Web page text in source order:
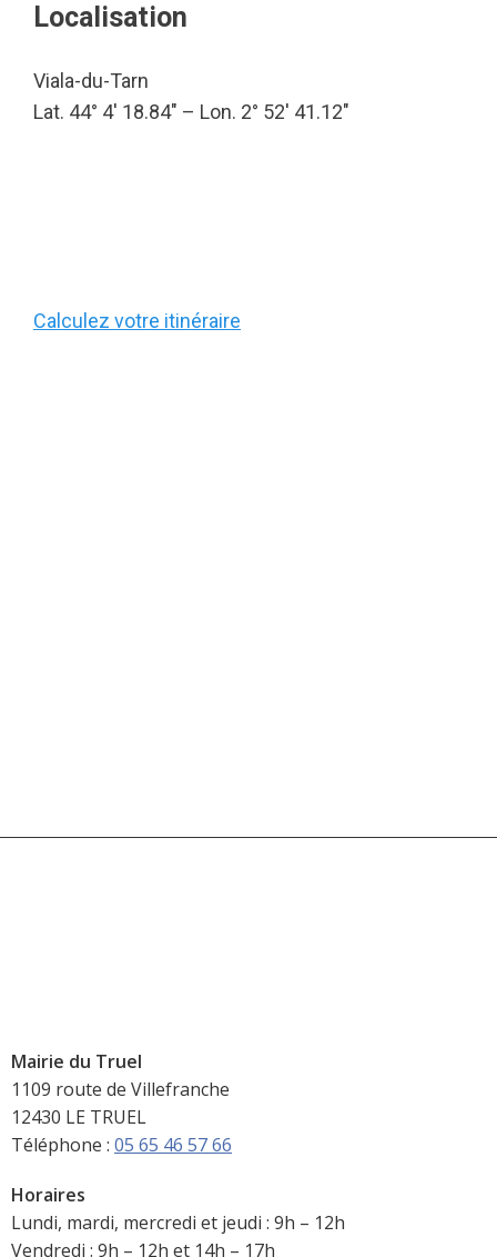
Localisation
Viala-du-Tarn
Lat. 44° 4′ 18.84″ – Lon. 2° 52′ 41.12″
Calculez votre itinéraire
Mairie du Truel
1109 route de Villefranche
12430 LE TRUEL
Téléphone : 05 65 46 57 66
Horaires
Lundi, mardi, mercredi et jeudi : 9h – 12h
Vendredi : 9h – 12h et 14h – 17h